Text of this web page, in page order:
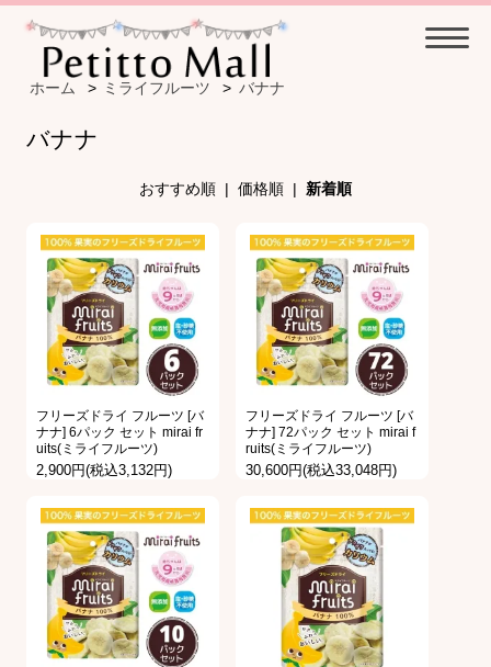
ホーム > ミライフルーツ > バナナ
バナナ
おすすめ順 | 価格順 | 新着順
フリーズドライ フルーツ [バ
ナナ] 6パック セット mirai fr
uits(ミライフルーツ)
2,900円(税込3,132円)
フリーズドライ フルーツ [バ
ナナ] 72パック セット mirai f
ruits(ミライフルーツ)
30,600円(税込33,048円)